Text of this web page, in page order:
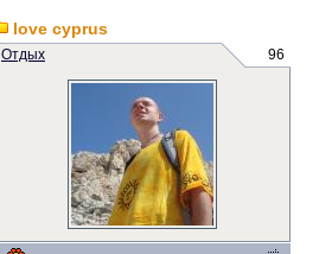
love cyprus
Отдых 96